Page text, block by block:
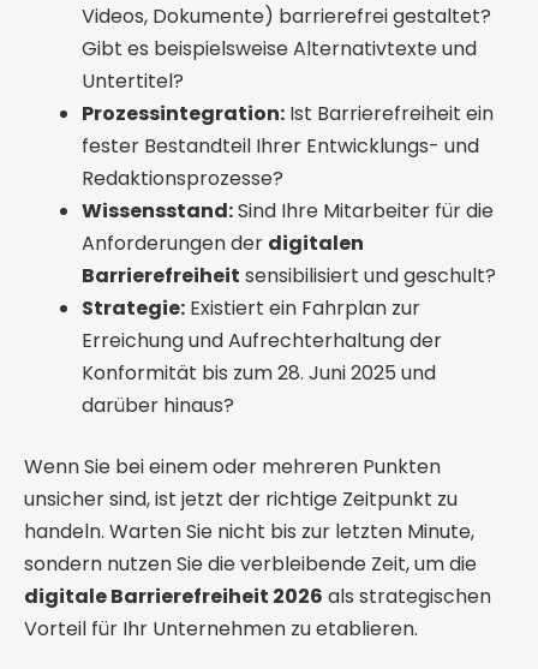
Videos, Dokumente) barrierefrei gestaltet?
Gibt es beispielsweise Alternativtexte und
Untertitel?
Prozessintegration: Ist Barrierefreiheit ein
fester Bestandteil Ihrer Entwicklungs- und
Redaktionsprozesse?
Wissensstand:Sind Ihre Mitarbeiter für die
Anforderungen der digitalen
Barrierefreiheit sensibilisiert und geschult?
Strategie: Existiert ein Fahrplan zur
Erreichung und Aufrechterhaltung der
Konformität bis zum 28. Juni 2025 und
darüber hinaus?
Wenn Sie bei einem oder mehreren Punkten
unsicher sind, ist jetzt der richtige Zeitpunkt zu
handeln. Warten Sie nicht bis zur letzten Minute,
sondern nutzen Sie die verbleibende Zeit, um die
digitale Barrierefreiheit 2026 als strategischen
Vorteil für Ihr Unternehmen zu etablieren.